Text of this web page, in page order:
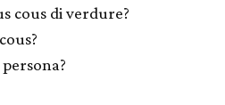
cous di verdure?